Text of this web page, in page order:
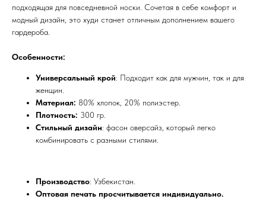
подходящая для повседневной носки. Сочетая в себе комфорт и
модный дизайн, это худи станет отличным дополнением вашего
гардероба.
Особенности:
Универсальный крой: Подходит как для мужчин, так и для
женщин.
Материал: 80% хлопок, 20% полиэстер.
Плотность: 300 гр.
Стильный дизайн: фасон оверсайз, который легко
комбинировать с разными стилями.
Производство: Узбекистан.
Оптовая печать просчитывается индивидуально.